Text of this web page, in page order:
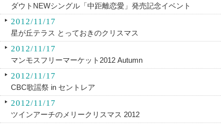
ダウトNEWシングル「中距離恋愛」発売記念イベント
2012/11/17
星が丘テラス とっておきのクリスマス
2012/11/17
マンモスフリーマーケット2012 Autumn
2012/11/17
CBC歌謡祭 in セントレア
2012/11/17
ツインアーチのメリークリスマス 2012